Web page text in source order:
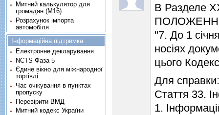
В Разделе
"7. До 1
носiях
цього
Для справки:
Стаття 33.
1.
Митний калькулятор для
громадян (М16)
Розрахунок імпорта
автомобіля
Інформаційна підтримка
Електронне декларування
NCTS Фаза 5
Єдине вікно для міжнародної
торгівлі
Час очікування в пунктах
пропуску
Перевірити ВМД
Митний кодекс України